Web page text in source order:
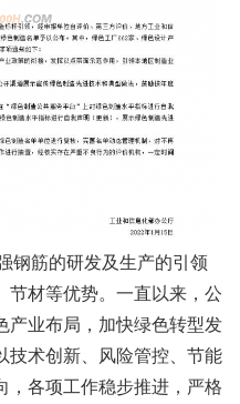
筋的研发及生产的引领
节材等优势。一直以来，公
产业布局，加快绿色转型发
技术创新、风险管控、节能
，各项工作稳步推进，严格